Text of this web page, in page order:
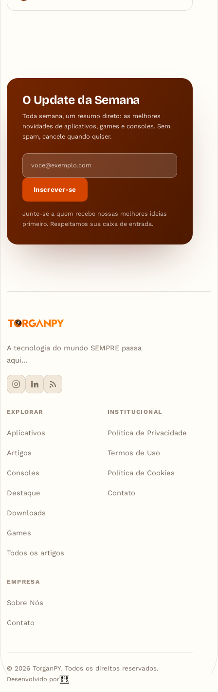
O Update da Semana
Toda semana, um resumo direto: as melhores
novidades de aplicativos, games e consoles. Sem
spam, cancele quando quiser.
Endereço de e-mail
Inscrever-se
Junte-se a quem recebe nossas melhores ideias
primeiro. Respeitamos sua caixa de entrada.
A tecnologia do mundo SEMPRE passa
aqui...
EXPLORAR
Aplicativos
Artigos
Consoles
Destaque
Downloads
Games
Todos os artigos
INSTITUCIONAL
Política de Privacidade
Termos de Uso
Política de Cookies
Contato
EMPRESA
Sobre Nós
Contato
© 2026TorganPY. Todos os direitos reservados.
Desenvolvido por